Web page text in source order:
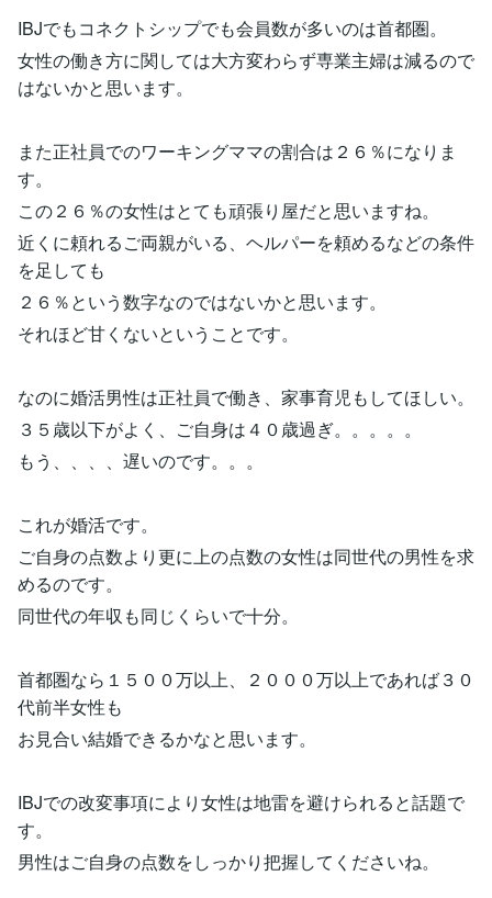
IBJでもコネクトシップでも会員数が多いのは首都圏。
女性の働き方に関しては大方変わらず専業主婦は減るので
はないかと思います。
また正社員でのワーキングママの割合は２６％になりま
す。
この２６％の女性はとても頑張り屋だと思いますね。
近くに頼れるご両親がいる、ヘルパーを頼めるなどの条件
を足しても
２６％という数字なのではないかと思います。
それほど甘くないということです。
なのに婚活男性は正社員で働き、家事育児もしてほしい。
３５歳以下がよく、ご自身は４０歳過ぎ。。。。。
もう、、、、遅いのです。。。
これが婚活です。
ご自身の点数より更に上の点数の女性は同世代の男性を求
めるのです。
同世代の年収も同じくらいで十分。
首都圏なら１５００万以上、２０００万以上であれば３０
代前半女性も
お見合い結婚できるかなと思います。
IBJでの改変事項により女性は地雷を避けられると話題で
す。
男性はご自身の点数をしっかり把握してくださいね。